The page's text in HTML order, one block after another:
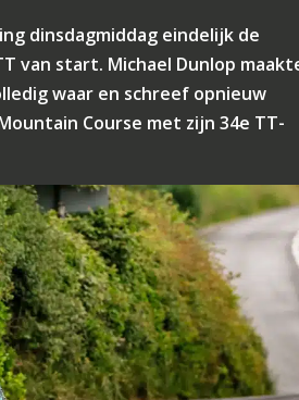
dinsdagmiddag eindelijk de
van start. Michael Dunlop
waar en schreef opnieuw
Course met zijn 34e TT-